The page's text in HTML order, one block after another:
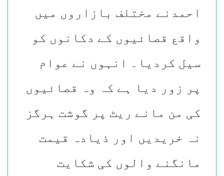
احمدنے مختلف بازاروں میں
واقع قصائیوں کے دکانوں کو
سیل کردیا۔ انہوں نے عوام
پر زور دیا ہے کہ وہ قصائیوں
کی من مانے ریٹ پر گوشت ہرگز
نہ خریدیں اور ذیادہ قیمت
مانگنے والوں کی شکایت